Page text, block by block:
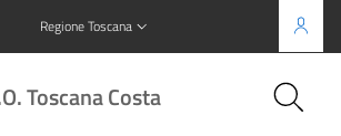
Regione Toscana
Toscana Costa